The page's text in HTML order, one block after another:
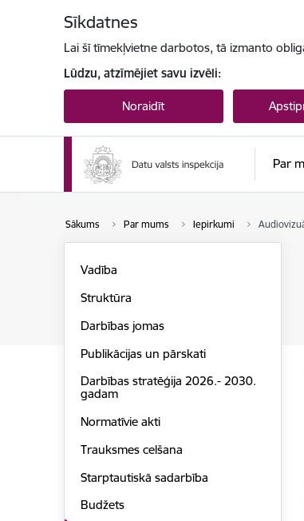
Sīkdatnes
Lai šī tīmekļvietne darbotos, tā izmanto
Lūdzu, atzīmējiet savu izvēli:
Noraidīt
Par
Sākums Par mums Iepirkumi
Vadība
Struktūra
Darbības jomas
Publikācijas un pārskati
Darbības stratēģija 2026.- 2030.
gadam
Normatīvie akti
Trauksmes celšana
Starptautiskā sadarbība
Budžets